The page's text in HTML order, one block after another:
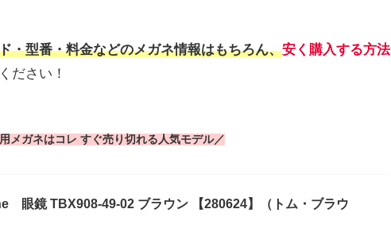
・型番・料金などのメガネ情報はもちろん、安く購入する方法
ださい！
メガネはコレ すぐ売り切れる人気モデル／
眼鏡 TBX908-49-02 ブラウン 【280624】（トム・ブラウ